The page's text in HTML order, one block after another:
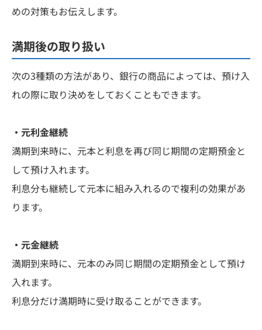
めの対策もお伝えします。
満期後の取り扱い
次の3種類の方法があり、銀行の商品によっては、預け入
れの際に取り決めをしておくこともできます。
・元利金継続
満期到来時に、元本と利息を再び同じ期間の定期預金と
して預け入れます。
利息分も継続して元本に組み入れるので複利の効果があ
ります。
・元金継続
満期到来時に、元本のみ同じ期間の定期預金として預け
入れます。
利息分だけ満期時に受け取ることができます。